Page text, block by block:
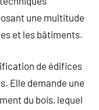
une multitude
et les bâtiments.
de édifices
Elle demande une
du bois, lequel